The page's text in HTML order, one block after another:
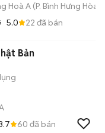
Hoà A (P. Bình Hưng Hòa
5.0 22 đã bán
Bản
60 đã bán